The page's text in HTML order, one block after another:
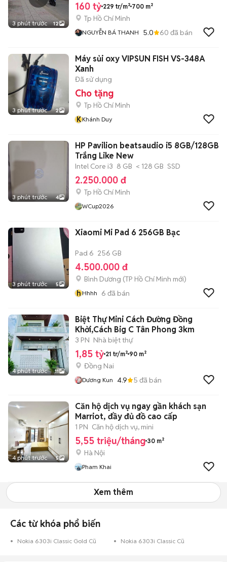
3 phút trước 12
160 tỷ 229 tr/m² 700 m²
Tp Hồ Chí Minh
NGUYỄN BÁ THANH 5.0 60 đã bán
3 phút trước 2
Máy sủi oxy VIPSUN FISH VS-348A
Xanh
Đã sử dụng
Cho tặng
Tp Hồ Chí Minh
KKhánh Duy
3 phút trước 4
HP Pavilion beatsaudio i5 8GB/128GB
Trắng Like New
Intel Core i3 8 GB < 128 GB SSD
2.250.000 đ
Tp Hồ Chí Minh
WCup2026
3 phút trước 5
Xiaomi Mi Pad 6 256GB Bạc
Pad 6 256 GB
4.500.000 đ
Bình Dương (TP Hồ Chí Minh mới)
hHhhh 6 đã bán
4 phút trước 11
Biệt Thự Mini Cách Đường Đồng
Khởi,Cách Big C Tân Phong 3km
3 PN Nhà biệt thự
1,85 tỷ 21 tr/m² 90 m²
Đồng Nai
Dương Kun 4.9 5 đã bán
4 phút trước 5
Căn hộ dịch vụ ngay gần khách sạn
Marriot, đầy đủ đồ cao cấp
1 PN Căn hộ dịch vụ, mini
5,55 triệu/tháng 30 m²
Hà Nội
Pham Khai
Xem thêm
Các từ khóa phổ biến
Nokia 6303i Classic Gold Cũ Nokia 6303i Classic Cũ